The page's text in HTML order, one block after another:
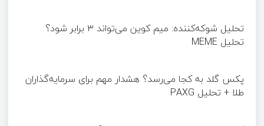
تحلیل شوکه‌کننده: میم کوین می‌تواند ۳ برابر شود؟
تحلیل MEME
پکس گلد به کجا می‌رسد؟ هشدار مهم برای سرمایه‌گذاران
طلا + تحلیل PAXG